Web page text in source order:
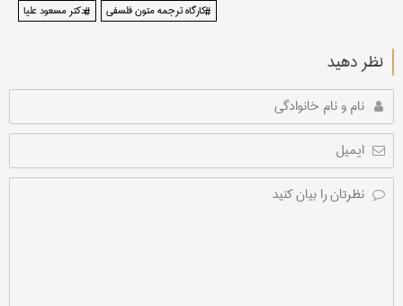
#كارگاه ترجمه متون فلسفي #دكتر مسعود عليا
نظر دهید